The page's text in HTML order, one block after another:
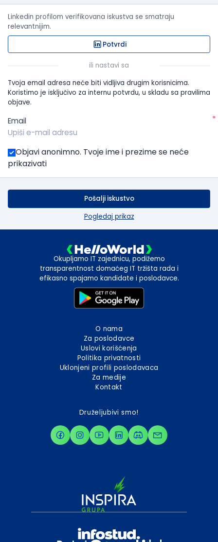
Linkedin profilom verifikovana iskustva se smatraju
relevantnijim.
Potvrdi
ili nastavi sa
Tvoja email adresa neće biti vidljiva drugim korisnicima.
Koristimo je isključivo za internu potvrdu, u skladu sa pravilima
objave.
Email *
Objavi anonimno. Tvoje ime i prezime se neće
prikazivati
Pošalji iskustvo
Pogledaj prikaz
Okupljamo IT zajednicu, podižemo
transparentnost domaćeg IT tržišta rada i
efikasno spajamo kandidate i poslodavce.
O nama
Za poslodavce
Uslovi korišćenja
Politika privatnosti
Uklonjeni profili poslodavaca
Za medije
Kontakt
Druželjubivi smo!